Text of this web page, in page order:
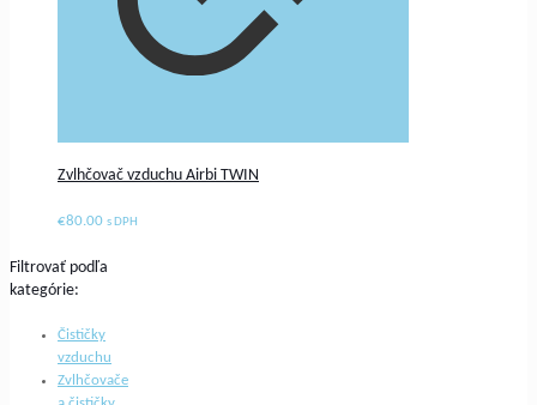
Zvlhčovač vzduchu Airbi TWIN
€80.00 s DPH
Filtrovať podľa
kategórie:
Čističky
vzduchu
Zvlhčovače